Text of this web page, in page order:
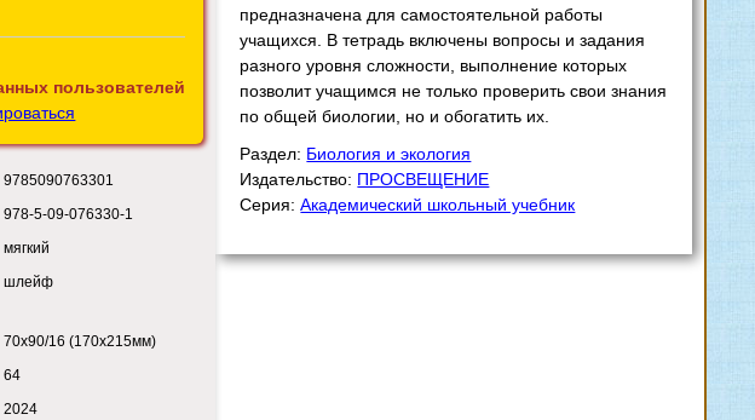
пользователей
9785090763301
978-5-09-076330-1
мягкий
шлейф
70x90/16 (170x215мм)
64
2024
предназначена для самостоятельной работы
учащихся. В тетрадь включены вопросы и задания
разного уровня сложности, выполнение которых
позволит учащимся не только проверить свои знания
по общей биологии, но и обогатить их.
Раздел: Биология и экология
Издательство: ПРОСВЕЩЕНИЕ
Серия:Академический школьный учебник